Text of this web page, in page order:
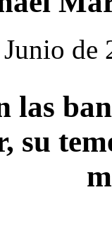
de
las
su